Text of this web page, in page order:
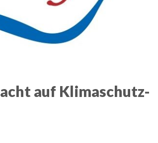
auf Klimaschutz-